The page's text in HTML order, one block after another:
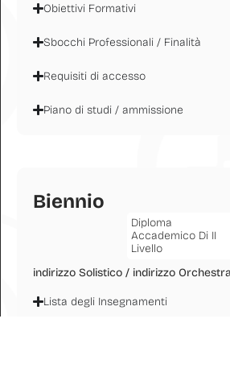
Obiettivi Formativi
Sbocchi Professionali / Finalità
Requisiti di accesso
Piano di studi / ammissione
Biennio
Diploma
Accademico Di II
Livello
indirizzo Solistico / indirizzo
Lista degli Insegnamenti